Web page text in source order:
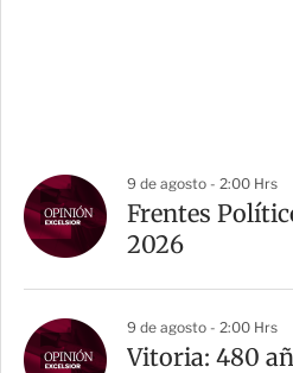
9 de agosto - 2:00 Hrs
Frentes
2026
9 de agosto - 2:00 Hrs
Vitoria: 480